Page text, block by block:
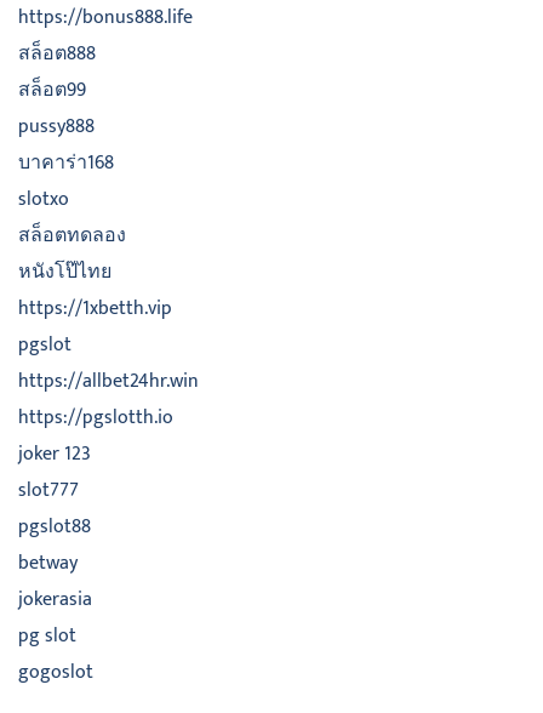
https://bonus888.life
สล็อต888
สล็อต99
pussy888
บาคาร่า168
slotxo
สล็อตทดลอง
หนังโป๊ไทย
https://1xbetth.vip
pgslot
https://allbet24hr.win
https://pgslotth.io
joker 123
slot777
pgslot88
betway
jokerasia
pg slot
gogoslot